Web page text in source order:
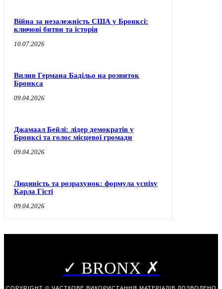
Війна за незалежність США у Бронксі:
ключові битви та історія
10.07.2026
Вплив Германа Бадільо на розвиток
Бронкса
09.04.2026
Джамаал Бейлі: лідер демократів у
Бронксі та голос місцевої громади
09.04.2026
Людяність та розрахунок: формула успіху
Карла Гісті
09.04.2026
✓ BRONX ✗
COPYRIGHT © ЧАСТКОВЕ ВИКОРИСТАННЯ МАТЕРІАЛІВ ДОЗВОЛЕНО